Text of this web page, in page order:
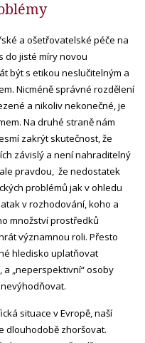
a ošetřovatelské péče na
do jisté míry novou
být s etikou neslučitelným a
Nicméně správné rozdělení
a nikoliv nekonečné, je
Na druhé straně nám
zakrýt skutečnost, že
závislý a není nahraditelný
pravdou, že nedostatek
problémů jak v ohledu
v rozhodování, koho a
množství prostředků
významnou roli. Přesto
hledisko uplatňovat
„neperspektivní“ osoby
situace v Evropě, naší
dlouhodobě zhoršovat.